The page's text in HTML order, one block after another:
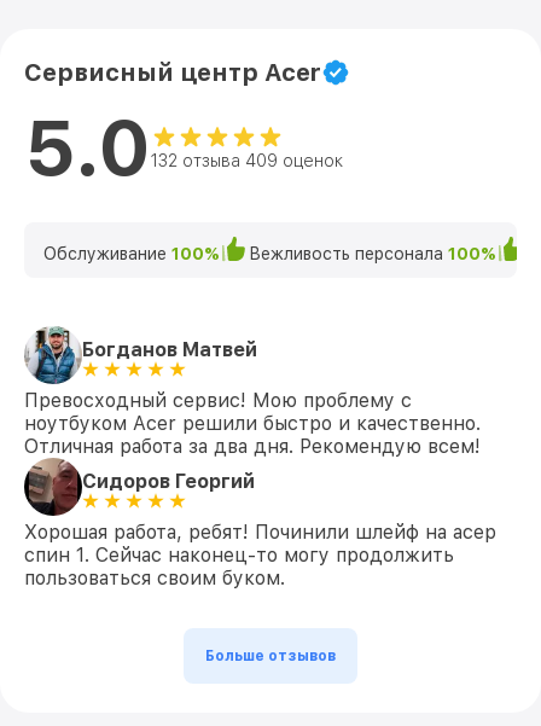
Замена северного моста 5 AN515-43-
R4U0 (NH.Q6ZER.00F) Acer
Замена SSD 5 AN515-43-R4U0
(NH.Q6ZER.00F) Acer
Замена клавиатуры 5 AN515-43-R4U0
Замена HDMI 5 AN515-43-R4U0
(NH.Q6ZER.00F) Acer
Сервисный центр Acer
5.0 132 отзыва 409 оценок
Обслуживание 100% Вежливость персонала 100%
Богданов Матвей
Превосходный сервис! Мою проблему с
ноутбуком Acer решили быстро и качественно.
Отличная работа за два дня. Рекомендую всем!
Сидоров Георгий
Хорошая работа, ребят! Починили шлейф на асер
спин 1. Сейчас наконец-то могу продолжить
пользоваться своим буком.
Больше отзывов